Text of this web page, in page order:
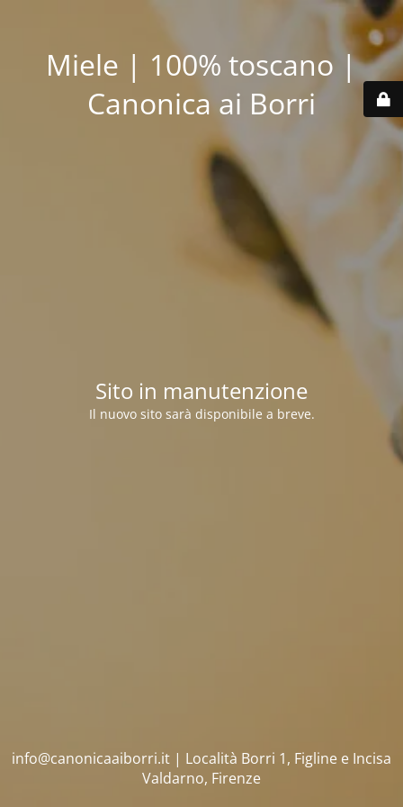
Miele | 100% toscano |
Canonica ai Borri
Sito in manutenzione
Il nuovo sito sarà disponibile a breve.
info@canonicaaiborri.it | Località Borri 1, Figline e Incisa
Valdarno, Firenze